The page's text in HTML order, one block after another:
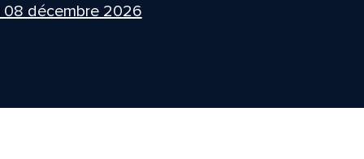
08 décembre 2026